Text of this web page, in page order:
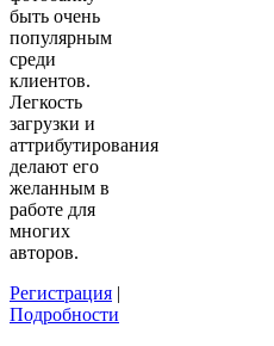
быть очень
популярным
среди
клиентов.
Легкость
загрузки и
аттрибутирования
делают его
желанным в
работе для
многих
авторов.
Регистрация |
Подробности